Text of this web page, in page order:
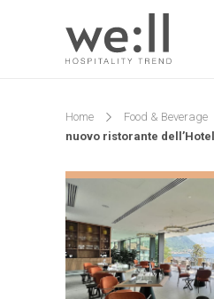
Home Food & Beverage
nuovo ristorante